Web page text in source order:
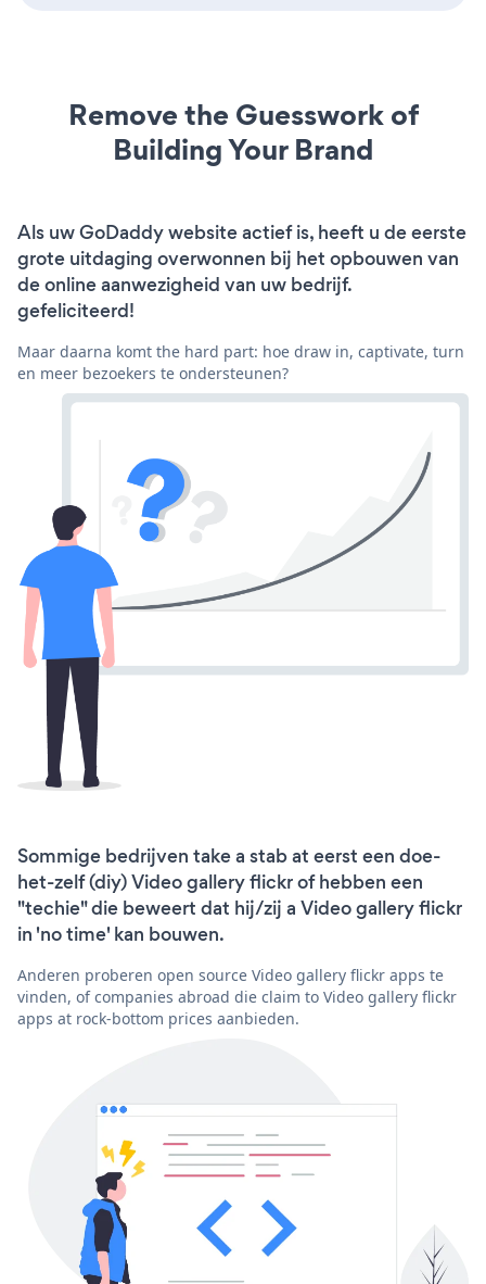
Remove the Guesswork of
Building Your Brand
Als uw GoDaddy website actief is, heeft u de eerste
grote uitdaging overwonnen bij het opbouwen van
de online aanwezigheid van uw bedrijf.
gefeliciteerd!
Maar daarna komt the hard part: hoe draw in, captivate, turn
en meer bezoekers te ondersteunen?
Sommige bedrijven take a stab at eerst een doe-
het-zelf (diy) Video gallery flickr of hebben een
"techie" die beweert dat hij/zij a Video gallery flickr
in 'no time' kan bouwen.
Anderen proberen open source Video gallery flickr apps te
vinden, of companies abroad die claim to Video gallery flickr
apps at rock-bottom prices aanbieden.